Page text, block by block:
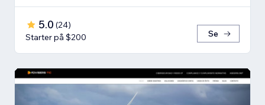
5.0 (24)
Starter på $200
Se